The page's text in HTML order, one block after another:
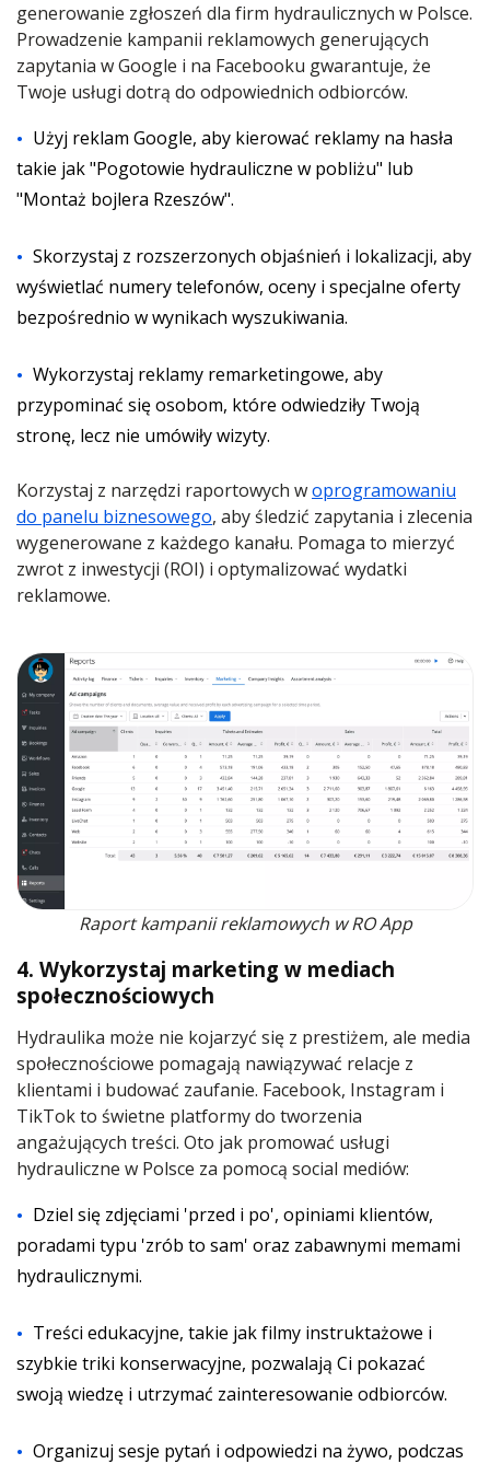
generowanie zgłoszeń dla firm hydraulicznych w Polsce.
Prowadzenie kampanii reklamowych generujących
zapytania w Google i na Facebooku gwarantuje, że
Twoje usługi dotrą do odpowiednich odbiorców.
Użyj reklam Google, aby kierować reklamy na hasła
takie jak "Pogotowie hydrauliczne w pobliżu" lub
"Montaż bojlera Rzeszów".
Skorzystaj z rozszerzonych objaśnień i lokalizacji, aby
wyświetlać numery telefonów, oceny i specjalne oferty
bezpośrednio w wynikach wyszukiwania.
Wykorzystaj reklamy remarketingowe, aby
przypominać się osobom, które odwiedziły Twoją
stronę, lecz nie umówiły wizyty.
Korzystaj z narzędzi raportowych woprogramowaniu
do panelu biznesowego, aby śledzić zapytania i zlecenia
wygenerowane z każdego kanału. Pomaga to mierzyć
zwrot z inwestycji (ROI) i optymalizować wydatki
reklamowe.
Raport kampanii reklamowych w RO App
4. Wykorzystaj marketing w mediach
społecznościowych
Hydraulika może nie kojarzyć się z prestiżem, ale media
społecznościowe pomagają nawiązywać relacje z
klientami i budować zaufanie. Facebook, Instagram i
TikTok to świetne platformy do tworzenia
angażujących treści. Oto jak promować usługi
hydrauliczne w Polsce za pomocą social mediów:
Dziel się zdjęciami 'przed i po', opiniami klientów,
poradami typu 'zrób to sam' oraz zabawnymi memami
hydraulicznymi.
Treści edukacyjne, takie jak filmy instruktażowe i
szybkie triki konserwacyjne, pozwalają Ci pokazać
swoją wiedzę i utrzymać zainteresowanie odbiorców.
Organizuj sesje pytań i odpowiedzi na żywo, podczas